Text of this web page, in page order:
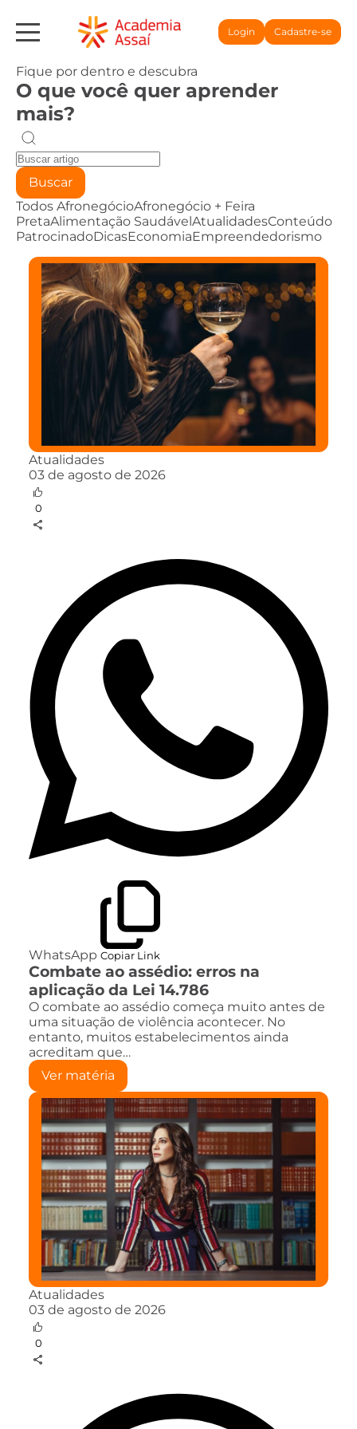
Login Cadastre-se
Fique por dentro e descubra
O que você quer aprender
mais?
Buscar
Todos AfronegócioAfronegócio + Feira
PretaAlimentação SaudávelAtualidadesConteúdo
PatrocinadoDicasEconomiaEmpreendedorismo
Atualidades
03 de agosto de 2026
0
WhatsApp Copiar Link
Combate ao assédio: erros na
aplicação da Lei 14.786
O combate ao assédio começa muito antes de
uma situação de violência acontecer. No
entanto, muitos estabelecimentos ainda
acreditam que…
Ver matéria
Atualidades
03 de agosto de 2026
0